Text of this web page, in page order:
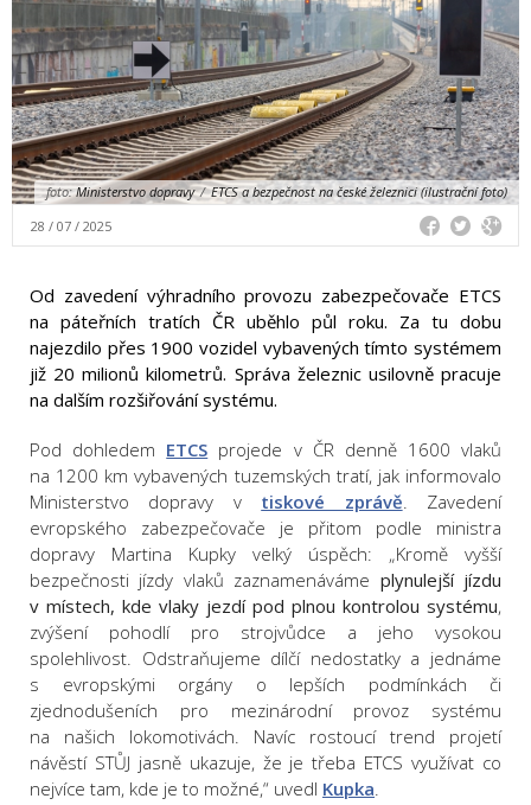
foto:Ministerstvo dopravy / ETCS a bezpečnost na české železnici (ilustrační foto)
28 / 07 / 2025
Od zavedení výhradního provozu zabezpečovače ETCS
na páteřních tratích ČR uběhlo půl roku. Za tu dobu
najezdilo přes 1900 vozidel vybavených tímto systémem
již 20 milionů kilometrů. Správa železnic usilovně pracuje
na dalším rozšiřování systému.
Pod dohledem ETCS projede v ČR denně 1600 vlaků
na 1200 km vybavených tuzemských tratí, jak informovalo
Ministerstvo dopravy v tiskové zprávě. Zavedení
evropského zabezpečovače je přitom podle ministra
dopravy Martina Kupky velký úspěch: „Kromě vyšší
bezpečnosti jízdy vlaků zaznamenáváme plynulejší jízdu
v místech, kde vlaky jezdí pod plnou kontrolou systému,
zvýšení pohodlí pro strojvůdce a jeho vysokou
spolehlivost. Odstraňujeme dílčí nedostatky a jednáme
s evropskými orgány o lepších podmínkách či
zjednodušeních pro mezinárodní provoz systému
na našich lokomotivách. Navíc rostoucí trend projetí
návěstí STŮJ jasně ukazuje, že je třeba ETCS využívat co
nejvíce tam, kde je to možné,“ uvedl Kupka.